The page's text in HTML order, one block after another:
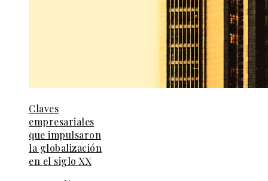
Claves
empresariales
que impulsaron
la globalización
en el siglo XX